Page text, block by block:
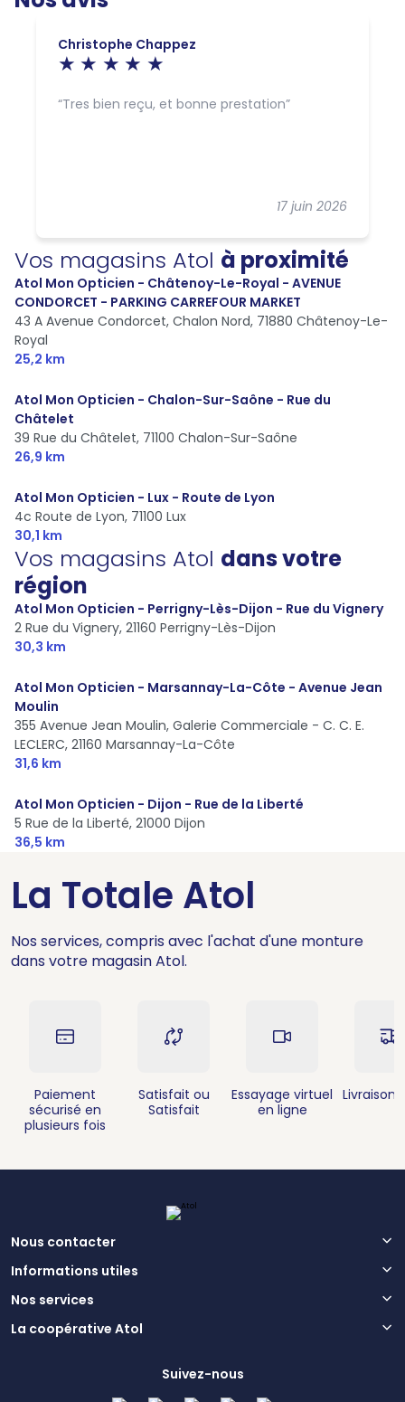
Christophe Chappez
17 juin 2026
Tres bien reçu, et bonne prestation
Vos magasins Atol à proximité
Atol Mon Opticien - Châtenoy-Le-Royal - AVENUE
CONDORCET - PARKING CARREFOUR MARKET
43 A Avenue Condorcet, Chalon Nord, 71880 Châtenoy-Le-
Royal
25,2 km
Atol Mon Opticien - Chalon-Sur-Saône - Rue du
Châtelet
39 Rue du Châtelet, 71100 Chalon-Sur-Saône
26,9 km
Atol Mon Opticien - Lux - Route de Lyon
4c Route de Lyon, 71100 Lux
30,1 km
Vos magasins Atol dans votre
région
Atol Mon Opticien - Perrigny-Lès-Dijon - Rue du Vignery
2 Rue du Vignery, 21160 Perrigny-Lès-Dijon
30,3 km
Atol Mon Opticien - Marsannay-La-Côte - Avenue Jean
Moulin
355 Avenue Jean Moulin, Galerie Commerciale - C. C. E.
LECLERC, 21160 Marsannay-La-Côte
31,6 km
Atol Mon Opticien - Dijon - Rue de la Liberté
5 Rue de la Liberté, 21000 Dijon
36,5 km
La Totale Atol
Nos services, compris avec l'achat d'une monture
dans votre magasin Atol.
Paiement
sécurisé en
plusieurs fois
Satisfait ou
Satisfait
Essayage virtuel
en ligne
Livraison
Nous contacter
Informations utiles
Nos services
La coopérative Atol
Suivez-nous